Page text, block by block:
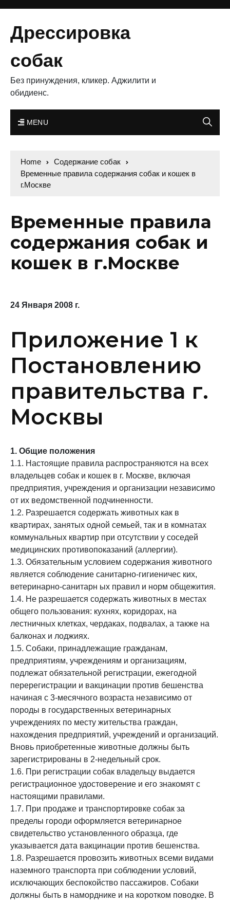
Дрессировка
собак
Без принуждения, кликер. Аджилити и
обидиенс.
MENU
Home
Содержание собак
Временные правила содержания собак и кошек в
г.Москве
Временные правила
содержания собак и
кошек в г.Москве
24 Января 2008 г.
Приложение 1 к
Постановлению
правительства г.
Москвы
1. Общие положения
1.1. Настоящие правила распространяются на всех
владельцев собак и кошек в г. Москве, включая
предприятия, учреждения и организации независимо
от их ведомственной подчиненности.
1.2. Разрешается содержать животных как в
квартирах, занятых одной семьей, так и в комнатах
коммунальных квартир при отсутствии у соседей
медицинских противопоказаний (аллергии).
1.3. Обязательным условием содержания животного
является соблюдение санитарно-гигиеничес ких,
ветеринарно-санитарн ых правил и норм общежития.
1.4. Не разрешается содержать животных в местах
общего пользования: кухнях, коридорах, на
лестничных клетках, чердаках, подвалах, а также на
балконах и лоджиях.
1.5. Собаки, принадлежащие гражданам,
предприятиям, учреждениям и организациям,
подлежат обязательной регистрации, ежегодной
перерегистрации и вакцинации против бешенства
начиная с 3-месячного возраста независимо от
породы в государственных ветеринарных
учреждениях по месту жительства граждан,
нахождения предприятий, учреждений и организаций.
Вновь приобретенные животные должны быть
зарегистрированы в 2-недельный срок.
1.6. При регистрации собак владельцу выдается
регистрационное удостоверение и его знакомят с
настоящими правилами.
1.7. При продаже и транспортировке собак за
пределы городи оформляется ветеринарное
свидетельство установленного образца, где
указывается дата вакцинации против бешенства.
1.8. Разрешается провозить животных всеми видами
наземного транспорта при соблюдении условий,
исключающих беспокойство пассажиров. Собаки
должны быть в наморднике и на коротком поводке. В